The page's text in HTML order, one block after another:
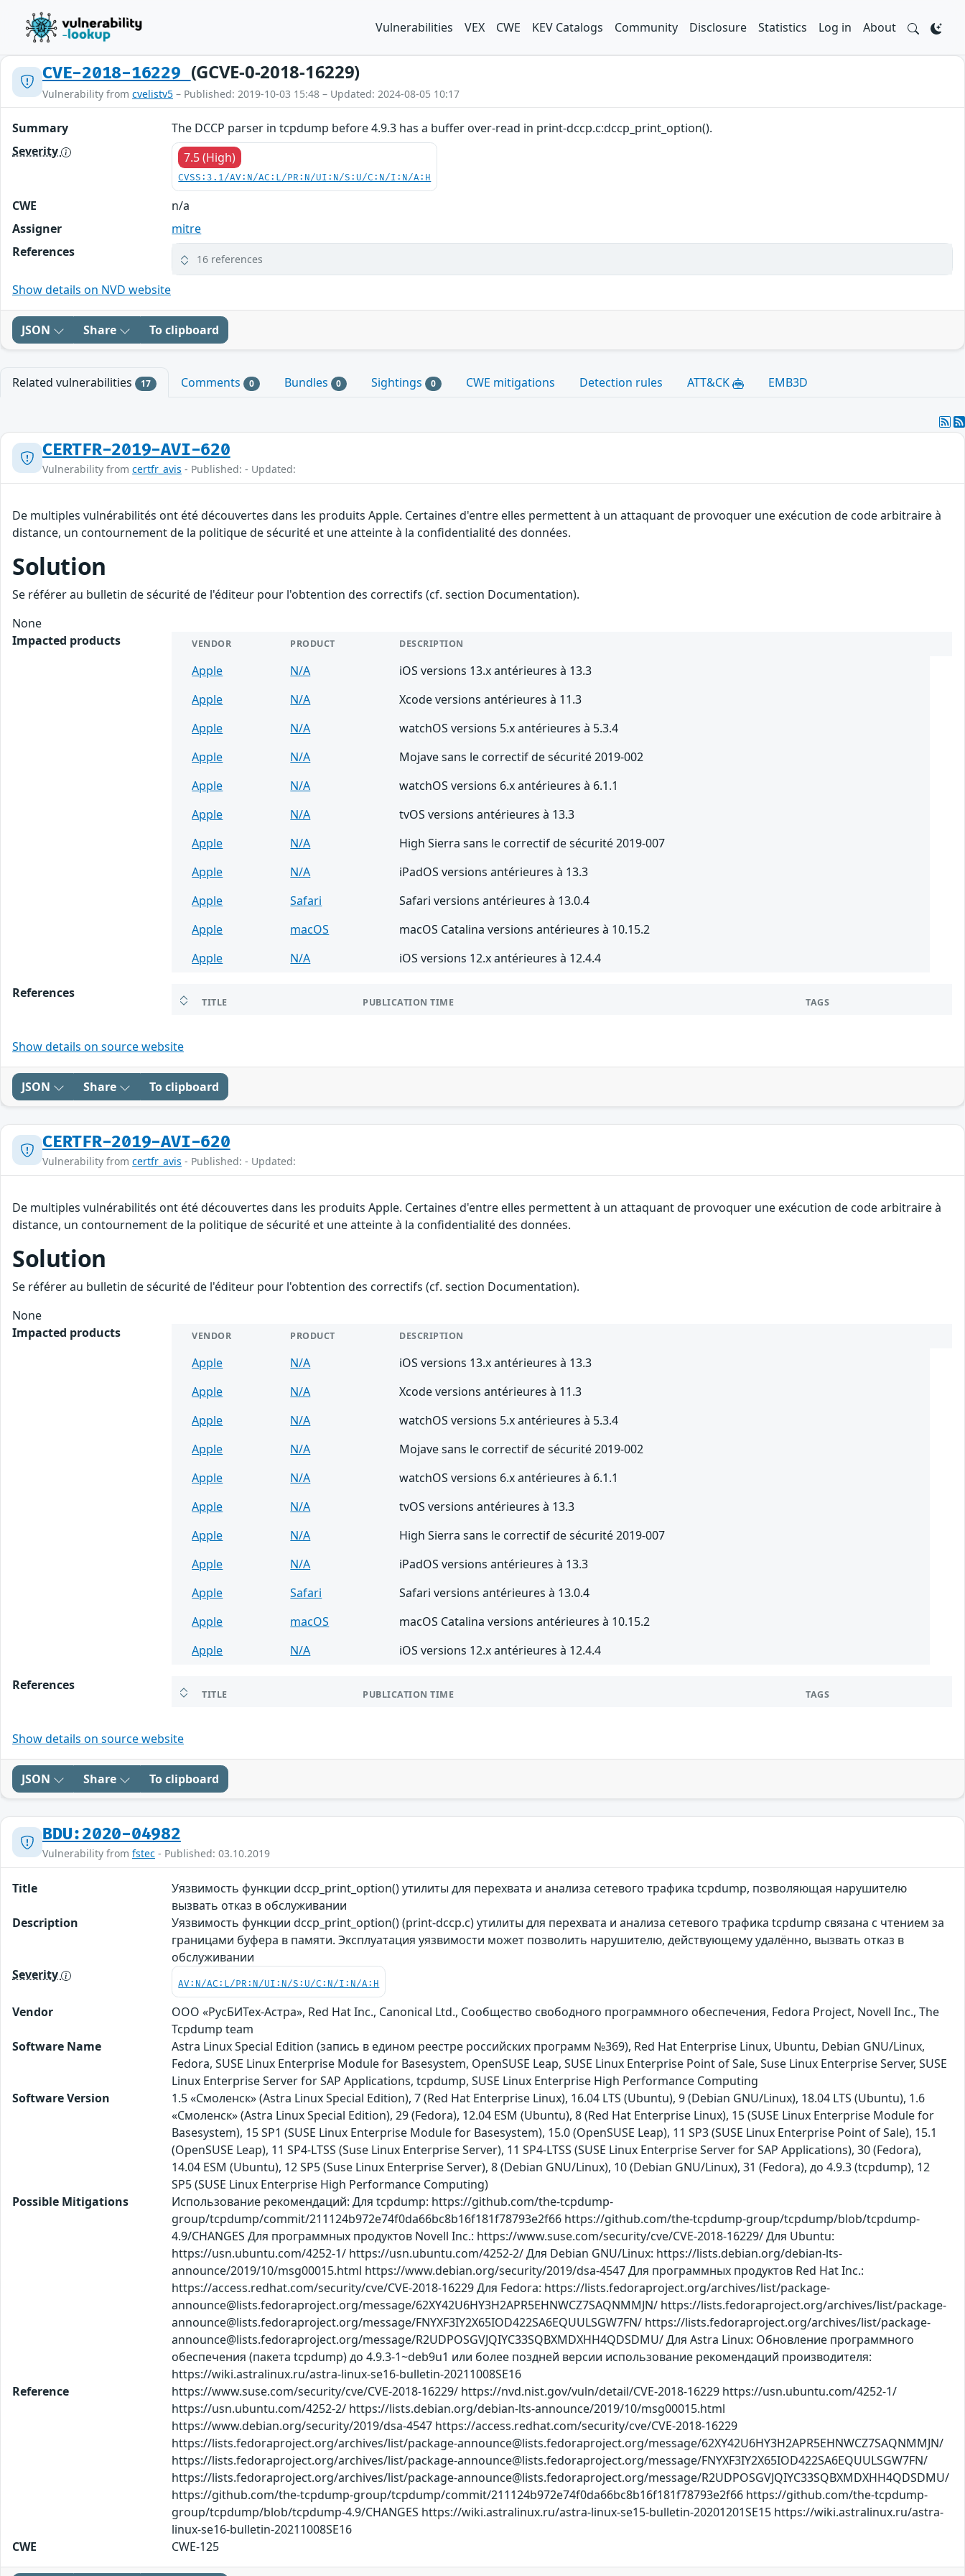
Vulnerabilities VEX CWE KEV Catalogs Community Disclosure Statistics Log in About
CVE-2018-16229 (GCVE-0-2018-16229)
Vulnerability from cvelistv5 – Published: 2019-10-03 15:48 – Updated: 2024-08-05 10:17
Summary
The DCCP parser in tcpdump before 4.9.3 has a buffer over-read in print-dccp.c:dccp_print_option().
Severity
7.5 (High)
CVSS:3.1/AV:N/AC:L/PR:N/UI:N/S:U/C:N/I:N/A:H
CWE
n/a
Assigner
mitre
References
16 references
Show details on NVD website
JSON Share To clipboard
Related vulnerabilities 17 Comments 0 Bundles 0 Sightings 0 CWE mitigations Detection rules ATT&CK EMB3D
CERTFR-2019-AVI-620
Vulnerability from certfr_avis - Published: - Updated:
De multiples vulnérabilités ont été découvertes dans les produits Apple. Certaines d'entre elles permettent à un attaquant de provoquer une exécution de code arbitraire à
distance, un contournement de la politique de sécurité et une atteinte à la confidentialité des données.
Solution
Se référer au bulletin de sécurité de l'éditeur pour l'obtention des correctifs (cf. section Documentation).
None
Impacted products
VENDOR PRODUCT DESCRIPTION
Apple N/A
iOS versions 13.x antérieures à 13.3
Apple
N/A
Xcode versions antérieures à 11.3
Apple
N/A
watchOS versions 5.x antérieures à 5.3.4
Apple
N/A
Mojave sans le correctif de sécurité 2019-002
Apple
N/A
watchOS versions 6.x antérieures à 6.1.1
Apple
N/A
tvOS versions antérieures à 13.3
Apple
N/A
High Sierra sans le correctif de sécurité 2019-007
Apple
N/A
iPadOS versions antérieures à 13.3
Apple
Safari
Safari versions antérieures à 13.0.4
Apple
macOS
macOS Catalina versions antérieures à 10.15.2
Apple
N/A iOS versions 12.x antérieures à 12.4.4
References
TITLE PUBLICATION TIME TAGS
Show details on source website
JSON Share To clipboard
CERTFR-2019-AVI-620
Vulnerability from certfr_avis - Published: - Updated:
De multiples vulnérabilités ont été découvertes dans les produits Apple. Certaines d'entre elles permettent à un attaquant de provoquer une exécution de code arbitraire à
distance, un contournement de la politique de sécurité et une atteinte à la confidentialité des données.
Solution
Se référer au bulletin de sécurité de l'éditeur pour l'obtention des correctifs (cf. section Documentation).
None
Impacted products
VENDOR PRODUCT DESCRIPTION
Apple N/A
iOS versions 13.x antérieures à 13.3
Apple
N/A
Xcode versions antérieures à 11.3
Apple
N/A
watchOS versions 5.x antérieures à 5.3.4
Apple
N/A
Mojave sans le correctif de sécurité 2019-002
Apple
N/A
watchOS versions 6.x antérieures à 6.1.1
Apple
N/A
tvOS versions antérieures à 13.3
Apple
N/A
High Sierra sans le correctif de sécurité 2019-007
Apple
N/A
iPadOS versions antérieures à 13.3
Apple
Safari
Safari versions antérieures à 13.0.4
Apple
macOS
macOS Catalina versions antérieures à 10.15.2
Apple
N/A iOS versions 12.x antérieures à 12.4.4
References
TITLE PUBLICATION TIME TAGS
Show details on source website
JSON Share To clipboard
BDU:2020-04982
Vulnerability from fstec - Published: 03.10.2019
Title
Уязвимость функции dccp_print_option() утилиты для перехвата и анализа сетевого трафика tcpdump, позволяющая нарушителю
вызвать отказ в обслуживании
Description
Уязвимость функции dccp_print_option() (print-dccp.c) утилиты для перехвата и анализа сетевого трафика tcpdump связана с чтением за
границами буфера в памяти. Эксплуатация уязвимости может позволить нарушителю, действующему удалённо, вызвать отказ в
обслуживании
Severity
AV:N/AC:L/PR:N/UI:N/S:U/C:N/I:N/A:H
Vendor
ООО «РусБИТех-Астра», Red Hat Inc., Canonical Ltd., Сообщество свободного программного обеспечения, Fedora Project, Novell Inc., The
Tcpdump team
Software Name
Astra Linux Special Edition (запись в едином реестре российских программ №369), Red Hat Enterprise Linux, Ubuntu, Debian GNU/Linux,
Fedora, SUSE Linux Enterprise Module for Basesystem, OpenSUSE Leap, SUSE Linux Enterprise Point of Sale, Suse Linux Enterprise Server, SUSE
Linux Enterprise Server for SAP Applications, tcpdump, SUSE Linux Enterprise High Performance Computing
Software Version
1.5 «Смоленск» (Astra Linux Special Edition), 7 (Red Hat Enterprise Linux), 16.04 LTS (Ubuntu), 9 (Debian GNU/Linux), 18.04 LTS (Ubuntu), 1.6
«Смоленск» (Astra Linux Special Edition), 29 (Fedora), 12.04 ESM (Ubuntu), 8 (Red Hat Enterprise Linux), 15 (SUSE Linux Enterprise Module for
Basesystem), 15 SP1 (SUSE Linux Enterprise Module for Basesystem), 15.0 (OpenSUSE Leap), 11 SP3 (SUSE Linux Enterprise Point of Sale), 15.1
(OpenSUSE Leap), 11 SP4-LTSS (Suse Linux Enterprise Server), 11 SP4-LTSS (SUSE Linux Enterprise Server for SAP Applications), 30 (Fedora),
14.04 ESM (Ubuntu), 12 SP5 (Suse Linux Enterprise Server), 8 (Debian GNU/Linux), 10 (Debian GNU/Linux), 31 (Fedora), до 4.9.3 (tcpdump), 12
SP5 (SUSE Linux Enterprise High Performance Computing)
Possible Mitigations
Использование рекомендаций: Для tcpdump: https://github.com/the-tcpdump-
group/tcpdump/commit/211124b972e74f0da66bc8b16f181f78793e2f66 https://github.com/the-tcpdump-group/tcpdump/blob/tcpdump-
4.9/CHANGES Для программных продуктов Novell Inc.: https://www.suse.com/security/cve/CVE-2018-16229/ Для Ubuntu:
https://usn.ubuntu.com/4252-1/ https://usn.ubuntu.com/4252-2/ Для Debian GNU/Linux: https://lists.debian.org/debian-lts-
announce/2019/10/msg00015.html https://www.debian.org/security/2019/dsa-4547 Для программных продуктов Red Hat Inc.:
https://access.redhat.com/security/cve/CVE-2018-16229 Для Fedora: https://lists.fedoraproject.org/archives/list/package-
announce@lists.fedoraproject.org/message/62XY42U6HY3H2APR5EHNWCZ7SAQNMMJN/ https://lists.fedoraproject.org/archives/list/package-
announce@lists.fedoraproject.org/message/FNYXF3IY2X65IOD422SA6EQUULSGW7FN/ https://lists.fedoraproject.org/archives/list/package-
announce@lists.fedoraproject.org/message/R2UDPOSGVJQIYC33SQBXMDXHH4QDSDMU/ Для Astra Linux: Обновление программного
обеспечения (пакета tcpdump) до 4.9.3-1~deb9u1 или более поздней версии использование рекомендаций производителя:
https://wiki.astralinux.ru/astra-linux-se16-bulletin-20211008SE16
Reference
https://www.suse.com/security/cve/CVE-2018-16229/ https://nvd.nist.gov/vuln/detail/CVE-2018-16229 https://usn.ubuntu.com/4252-1/
https://usn.ubuntu.com/4252-2/ https://lists.debian.org/debian-lts-announce/2019/10/msg00015.html
https://www.debian.org/security/2019/dsa-4547 https://access.redhat.com/security/cve/CVE-2018-16229
https://lists.fedoraproject.org/archives/list/package-announce@lists.fedoraproject.org/message/62XY42U6HY3H2APR5EHNWCZ7SAQNMMJN/
https://lists.fedoraproject.org/archives/list/package-announce@lists.fedoraproject.org/message/FNYXF3IY2X65IOD422SA6EQUULSGW7FN/
https://lists.fedoraproject.org/archives/list/package-announce@lists.fedoraproject.org/message/R2UDPOSGVJQIYC33SQBXMDXHH4QDSDMU/
https://github.com/the-tcpdump-group/tcpdump/commit/211124b972e74f0da66bc8b16f181f78793e2f66 https://github.com/the-tcpdump-
group/tcpdump/blob/tcpdump-4.9/CHANGES https://wiki.astralinux.ru/astra-linux-se15-bulletin-20201201SE15 https://wiki.astralinux.ru/astra-
linux-se16-bulletin-20211008SE16
CWE
CWE-125